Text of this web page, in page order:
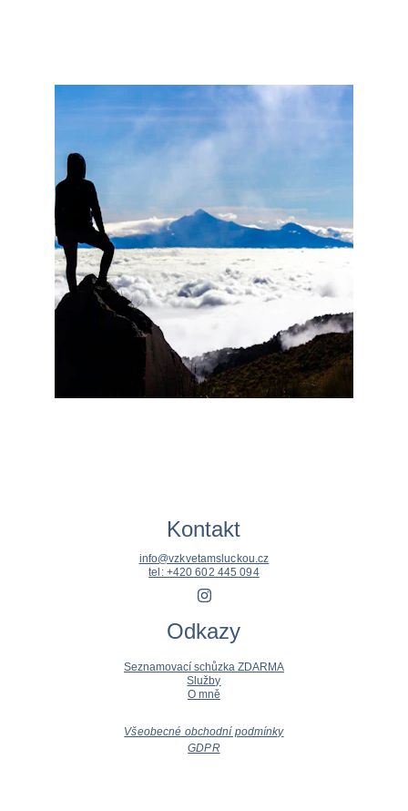
Kontakt
info@vzkvetamsluckou.cz
tel: +420 602 445 094
Seznamovací schůzka ZDARMA
Služby
O mně
Všeobecné obchodní podmínky
GDPR
Odkazy